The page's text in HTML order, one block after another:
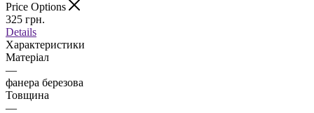
Price Options
325 грн.
Details
Характеристики
Матеріал
—
фанера березова
Товщина
—